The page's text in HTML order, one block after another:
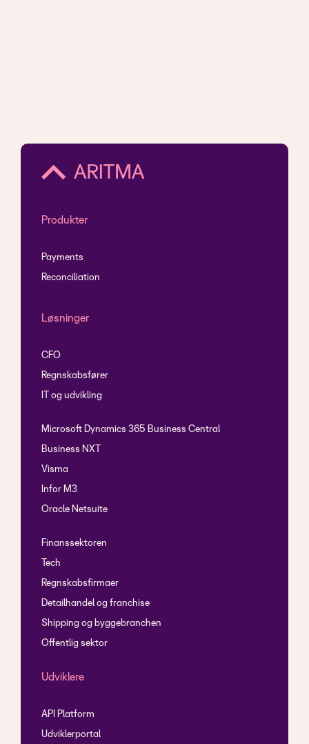
Produkter
Payments
Reconciliation
Løsninger
CFO
Regnskabsfører
IT og udvikling
Microsoft Dynamics 365 Business Central
Business NXT
Visma
Infor M3
Oracle Netsuite
Finanssektoren
Tech
Regnskabsfirmaer
Detailhandel og franchise
Shipping og byggebranchen
Offentlig sektor
Udviklere
API Platform
Udviklerportal